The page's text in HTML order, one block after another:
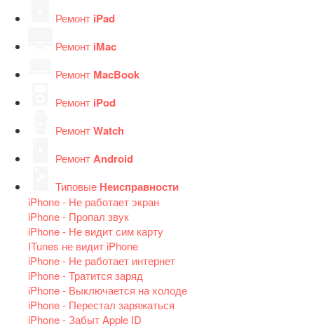
Ремонт iPad
Ремонт iMac
Ремонт MacBook
Ремонт iPod
РемонтWatch
РемонтAndroid
Типовые Неисправности
iPhone - Не работает экран
iPhone - Пропал звук
iPhone - Не видит сим карту
ITunes не видит iPhone
iPhone - Не работает интернет
iPhone - Тратится заряд
iPhone - Выключается на холоде
iPhone - Перестал заряжаться
iPhone - Забыт Apple ID